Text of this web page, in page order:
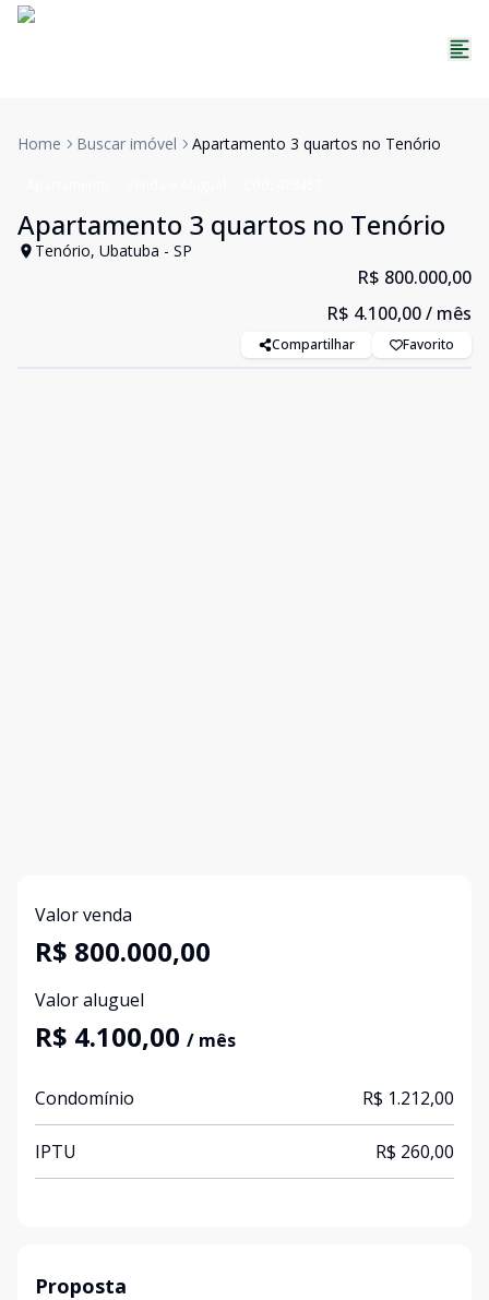
Home Buscar imóvel Apartamento 3 quartos no Tenório
Apartamento 3 quartos no Tenório
Tenório, Ubatuba - SP
R$ 800.000,00
R$ 4.100,00/ mês
Compartilhar Favorito
Valor venda
R$ 800.000,00
Valor aluguel
R$ 4.100,00 / mês
Condomínio R$ 1.212,00
IPTU R$ 260,00
Proposta